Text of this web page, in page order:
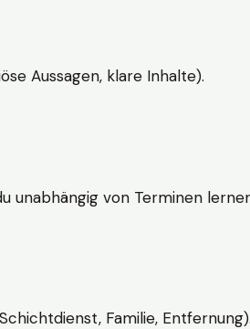
Aussagen, klare Inhalte).
unabhängig von Terminen
Familie, Entfernung).